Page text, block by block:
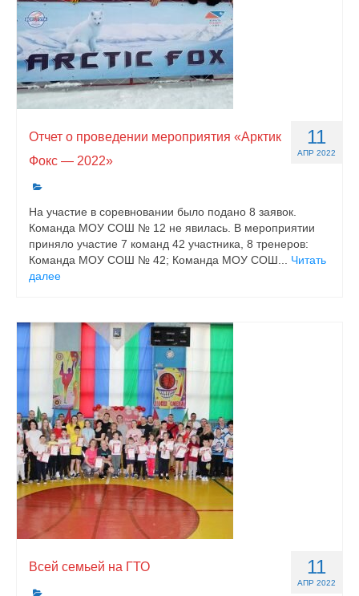
11
АПР 2022
Отчет о проведении мероприятия «Арктик
Фокс — 2022»
На участие в соревновании было подано 8 заявок.
Команда МОУ СОШ № 12 не явилась. В мероприятии
приняло участие 7 команд 42 участника, 8 тренеров:
Команда МОУ СОШ № 42; Команда МОУ СОШ... Читать
далее
11
АПР 2022
Всей семьей на ГТО